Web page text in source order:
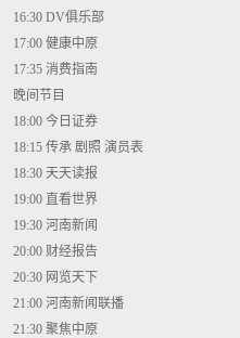
16:30 DV俱乐部
17:00 健康中原
17:35 消费指南
晚间节目
18:00 今日证券
18:15 传承 剧照 演员表
18:30 天天读报
19:00 直看世界
19:30 河南新闻
20:00 财经报告
20:30 网览天下
21:00 河南新闻联播
21:30 聚焦中原